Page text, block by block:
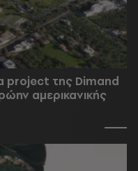
project της Dimand
αμερικανικής